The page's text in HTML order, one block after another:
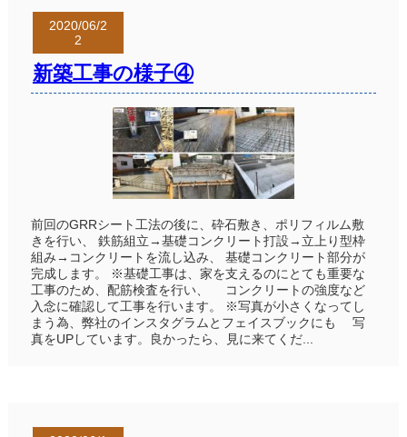
2020/06/2
2
新築工事の様子④
前回のGRRシート工法の後に、砕石敷き、ポリフィルム敷
きを行い、 鉄筋組立→基礎コンクリート打設→立上り型枠
組み→コンクリートを流し込み、 基礎コンクリート部分が
完成します。 ※基礎工事は、家を支えるのにとても重要な
工事のため、配筋検査を行い、 コンクリートの強度など
入念に確認して工事を行います。 ※写真が小さくなってし
まう為、弊社のインスタグラムとフェイスブックにも 写
真をUPしています。良かったら、見に来てくだ...